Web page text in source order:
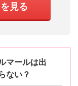
見る
マールは出
ない？